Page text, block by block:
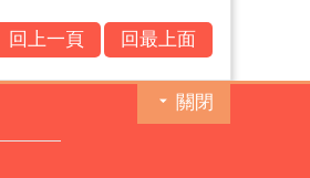
回上一頁 回最上面
關閉